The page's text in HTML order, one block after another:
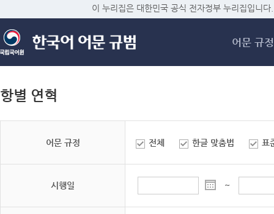
메
이 누리집은 대한민국 공식 전자정부 누리집입니다.
어문 규정
항별 연혁
어문 규정 전체 한글 맞춤법 표
시행일 ~